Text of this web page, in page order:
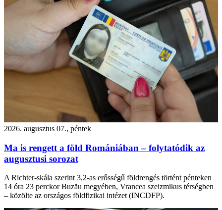
2026. augusztus 07., péntek
Ma is rengett a föld Romániában – folytatódik az
augusztusi sorozat
A Richter-skála szerint 3,2-as erősségű földrengés történt pénteken
14 óra 23 perckor Buzău megyében, Vrancea szeizmikus térségben
– közölte az országos földfizikai intézet (INCDFP).